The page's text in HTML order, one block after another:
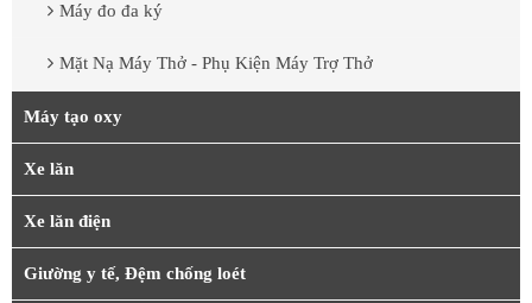
Máy đo đa ký
Mặt Nạ Máy Thở - Phụ Kiện Máy Trợ Thở
Máy tạo oxy
Xe lăn
Xe lăn điện
Giường y tế, Đệm chống loét